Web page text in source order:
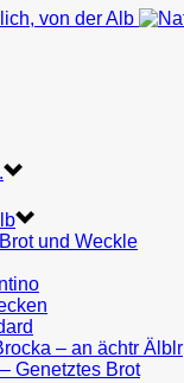
und Weckle
– an ächtr Älblr
Genetztes Brot